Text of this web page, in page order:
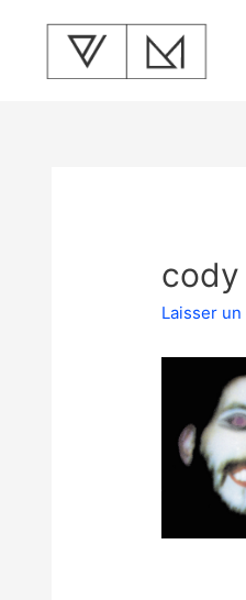
cody
Laisser